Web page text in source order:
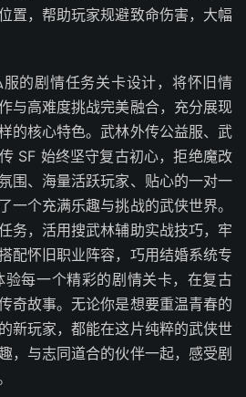
置，帮助玩家规避致命伤害，大幅
的剧情任务关卡设计，将怀旧情
与高难度挑战完美融合，充分展现
的核心特色。武林外传公益服、武
SF 始终坚守复古初心，拒绝魔改
围、海量活跃玩家、贴心的一对一
一个充满乐趣与挑战的武侠世界。
务，活用搜武林辅助实战技巧，牢
配怀旧职业阵容，巧用结婚系统专
每一个精彩的剧情关卡，在复古
奇故事。无论你是想要重温青春的
新玩家，都能在这片纯粹的武侠世
，与志同道合的伙伴一起，感受剧